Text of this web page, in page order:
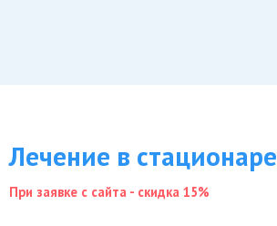
Лечение в стационаре
При заявке с сайта - скидка 15%